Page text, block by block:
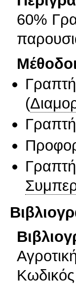
60%
(